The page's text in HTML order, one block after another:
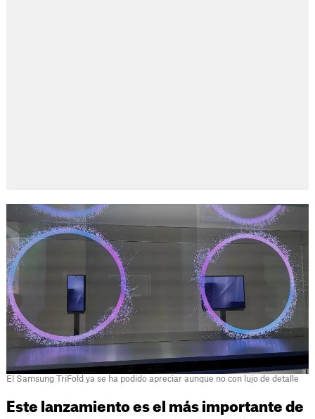
El Samsung TriFold ya se ha podido apreciar aunque no con lujo de detalle
Este lanzamiento es el más importante de